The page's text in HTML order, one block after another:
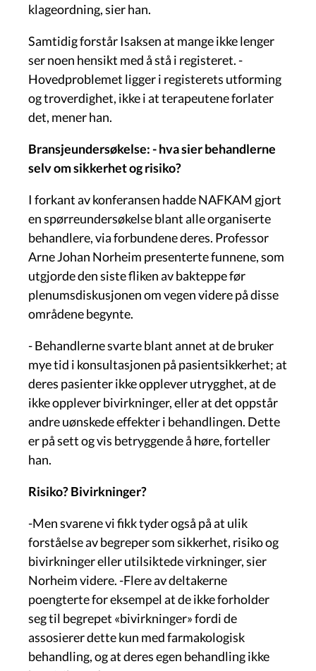
klageordning, sier han.
Samtidig forstår Isaksen at mange ikke lenger
ser noen hensikt med å stå i registeret. -
Hovedproblemet ligger i registerets utforming
og troverdighet, ikke i at terapeutene forlater
det, mener han.
Bransjeundersøkelse: - hva sier behandlerne
selv om sikkerhet og risiko?
I forkant av konferansen hadde NAFKAM gjort
en spørreundersøkelse blant alle organiserte
behandlere, via forbundene deres. Professor
Arne Johan Norheim presenterte funnene, som
utgjorde den siste fliken av bakteppe før
plenumsdiskusjonen om vegen videre på disse
områdene begynte.
- Behandlerne svarte blant annet at de bruker
mye tid i konsultasjonen på pasientsikkerhet; at
deres pasienter ikke opplever utrygghet, at de
ikke opplever bivirkninger, eller at det oppstår
andre uønskede effekter i behandlingen. Dette
er på sett og vis betryggende å høre, forteller
han.
Risiko? Bivirkninger?
-Men svarene vi fikk tyder også på at ulik
forståelse av begreper som sikkerhet, risiko og
bivirkninger eller utilsiktede virkninger, sier
Norheim videre. -Flere av deltakerne
poengterte for eksempel at de ikke forholder
seg til begrepet «bivirkninger» fordi de
assosierer dette kun med farmakologisk
behandling, og at deres egen behandling ikke